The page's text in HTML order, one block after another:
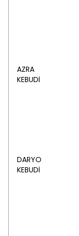
AZRA
KEBUDİ
DARYO
KEBUDİ